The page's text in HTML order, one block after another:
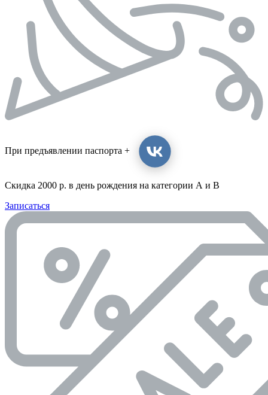
При предъявлении паспорта +
Скидка 2000 р. в день рождения на категории А и B
Записаться